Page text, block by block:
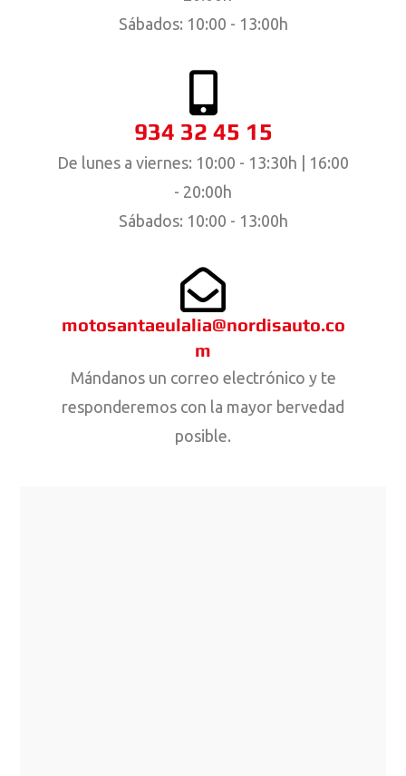
Sábados: 10:00 - 13:00h
934 32 45 15
De lunes a viernes: 10:00 - 13:30h | 16:00
- 20:00h
Sábados: 10:00 - 13:00h
motosantaeulalia@nordisauto.co
m
Mándanos un correo electrónico y te
responderemos con la mayor bervedad
posible.